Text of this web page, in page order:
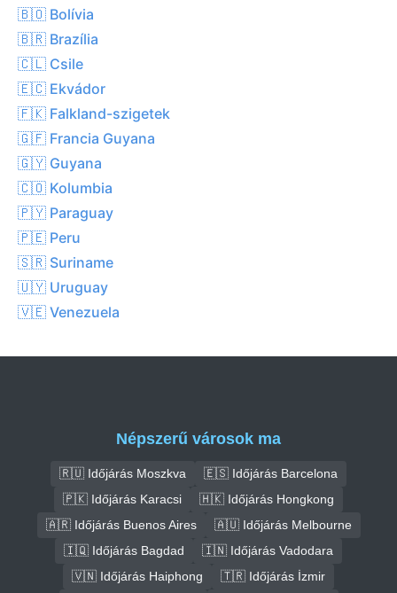
🇧🇴 Bolívia
🇧🇷 Brazília
🇨🇱 Csile
🇪🇨 Ekvádor
🇫🇰 Falkland-szigetek
🇬🇫 Francia Guyana
🇬🇾 Guyana
🇨🇴 Kolumbia
🇵🇾 Paraguay
🇵🇪 Peru
🇸🇷 Suriname
🇺🇾 Uruguay
🇻🇪 Venezuela
Népszerű városok ma
🇷🇺 Időjárás Moszkva
🇪🇸 Időjárás Barcelona
🇵🇰 Időjárás Karacsi
🇭🇰 Időjárás Hongkong
🇦🇷 Időjárás Buenos Aires
🇦🇺 Időjárás Melbourne
🇮🇶 Időjárás Bagdad
🇮🇳 Időjárás Vadodara
🇻🇳 Időjárás Haiphong
🇹🇷 Időjárás İzmir